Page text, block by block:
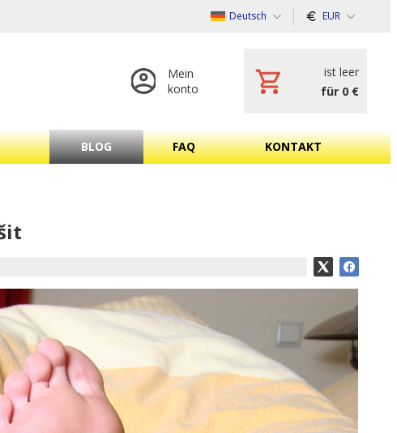
Deutsch EUR
Mein
konto
ist leer
für 0 €
BLOG FAQ KONTAKT